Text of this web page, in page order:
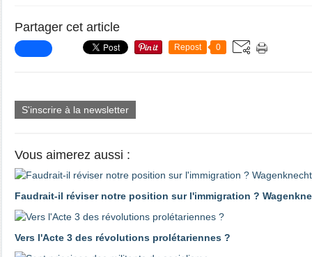
Partager cet article
Repost 0
S'inscrire à la newsletter
Vous aimerez aussi :
Faudrait-il réviser notre position sur l'immigration ?
Vers l'Acte 3 des révolutions prolétariennes ?